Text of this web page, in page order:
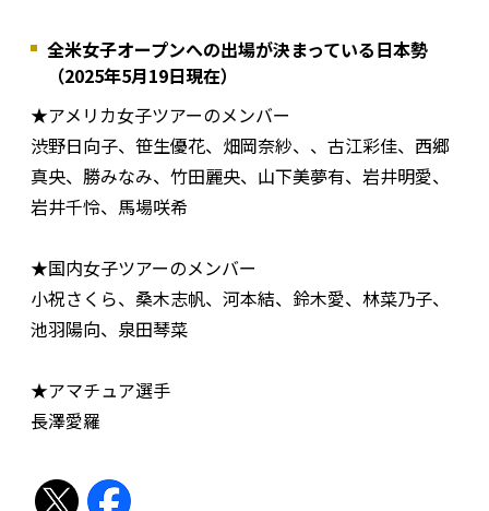
全米女子オープンへの出場が決まっている日本勢
（2025年5月19日現在）
★アメリカ女子ツアーのメンバー
渋野日向子、笹生優花、畑岡奈紗、、古江彩佳、西郷
真央、勝みなみ、竹田麗央、山下美夢有、岩井明愛、
岩井千怜、馬場咲希
★国内女子ツアーのメンバー
小祝さくら、桑木志帆、河本結、鈴木愛、林菜乃子、
池羽陽向、泉田琴菜
★アマチュア選手
長澤愛羅